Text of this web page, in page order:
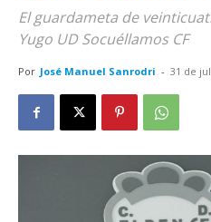
El guardameta de
Yugo UD Socuéllamos CF
Por José Manuel Sanrodri - 31 de